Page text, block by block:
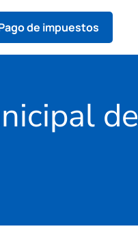
de impuestos
de